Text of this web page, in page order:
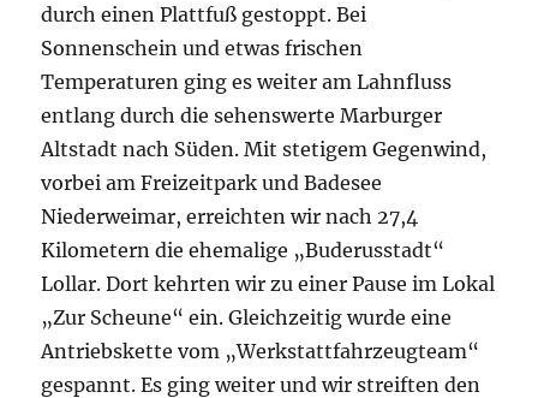
durch einen Plattfuß gestoppt. Bei
Sonnenschein und etwas frischen
Temperaturen ging es weiter am Lahnfluss
entlang durch die sehenswerte Marburger
Altstadt nach Süden. Mit stetigem Gegenwind,
vorbei am Freizeitpark und Badesee
Niederweimar, erreichten wir nach 27,4
Kilometern die ehemalige „Buderusstadt“
Lollar. Dort kehrten wir zu einer Pause im Lokal
„Zur Scheune“ ein. Gleichzeitig wurde eine
Antriebskette vom „Werkstattfahrzeugteam“
gespannt. Es ging weiter und wir streiften den